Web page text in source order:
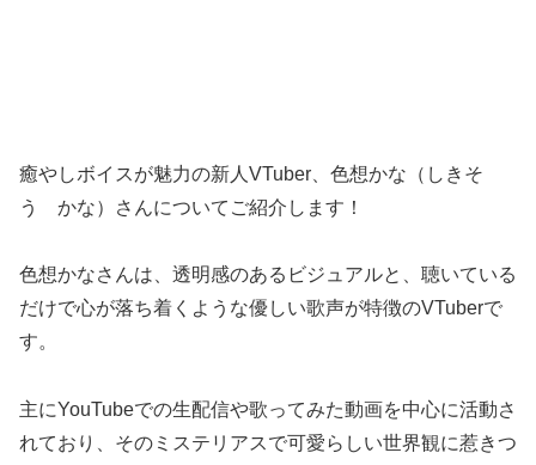
癒やしボイスが魅力の新人VTuber、色想かな（しきそ
う かな）さんについてご紹介します！
色想かなさんは、透明感のあるビジュアルと、聴いている
だけで心が落ち着くような優しい歌声が特徴のVTuberで
す。
主にYouTubeでの生配信や歌ってみた動画を中心に活動さ
れており、そのミステリアスで可愛らしい世界観に惹きつ